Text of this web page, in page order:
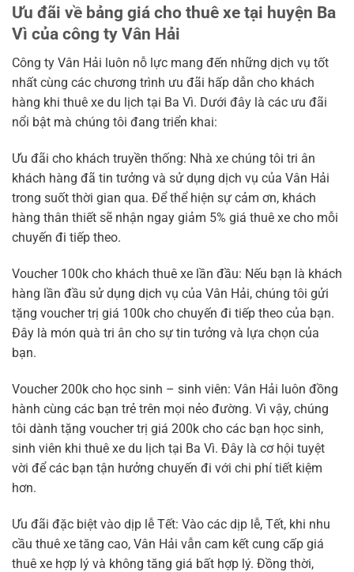
Ưu đãi về bảng giá cho thuê xe tại huyện Ba
Vì của công ty Vân Hải
Công ty Vân Hải luôn nỗ lực mang đến những dịch vụ tốt
nhất cùng các chương trình ưu đãi hấp dẫn cho khách
hàng khi thuê xe du lịch tại Ba Vì. Dưới đây là các ưu đãi
nổi bật mà chúng tôi đang triển khai:
Ưu đãi cho khách truyền thống: Nhà xe chúng tôi tri ân
khách hàng đã tin tưởng và sử dụng dịch vụ của Vân Hải
trong suốt thời gian qua. Để thể hiện sự cảm ơn, khách
hàng thân thiết sẽ nhận ngay giảm 5% giá thuê xe cho mỗi
chuyến đi tiếp theo.
Voucher 100k cho khách thuê xe lần đầu: Nếu bạn là khách
hàng lần đầu sử dụng dịch vụ của Vân Hải, chúng tôi gửi
tặng voucher trị giá 100k cho chuyến đi tiếp theo của bạn.
Đây là món quà tri ân cho sự tin tưởng và lựa chọn của
bạn.
Voucher 200k cho học sinh – sinh viên: Vân Hải luôn đồng
hành cùng các bạn trẻ trên mọi nẻo đường. Vì vậy, chúng
tôi dành tặng voucher trị giá 200k cho các bạn học sinh,
sinh viên khi thuê xe du lịch tại Ba Vì. Đây là cơ hội tuyệt
vời để các bạn tận hưởng chuyến đi với chi phí tiết kiệm
hơn.
Ưu đãi đặc biệt vào dịp lễ Tết: Vào các dịp lễ, Tết, khi nhu
cầu thuê xe tăng cao, Vân Hải vẫn cam kết cung cấp giá
thuê xe hợp lý và không tăng giá bất hợp lý. Đồng thời,